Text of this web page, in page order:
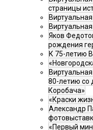
страницы
Яков
рождения
К 75-летию
80-летию со
Коробача»
«Краски
Александр
«Первый